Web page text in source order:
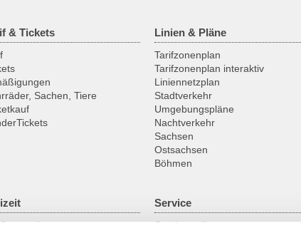
& Tickets
Sachen, Tiere
Linien & Pläne
Tarifzonenplan
Tarifzonenplan interaktiv
Liniennetzplan
Stadtverkehr
Umgebungspläne
Nachtverkehr
Sachsen
Ostsachsen
Böhmen
Service
Servicestellen